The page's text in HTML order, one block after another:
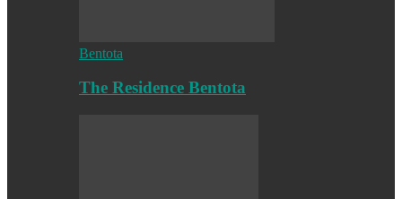
Bentota
The Residence Bentota